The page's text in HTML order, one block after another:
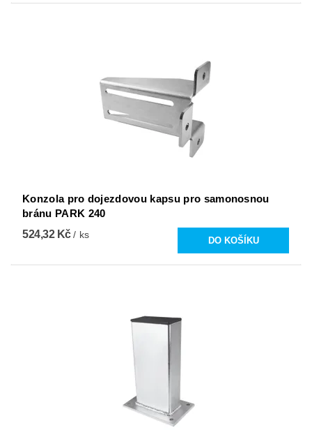
Konzola pro dojezdovou kapsu pro samonosnou
bránu PARK 240
524,32 Kč/ ks